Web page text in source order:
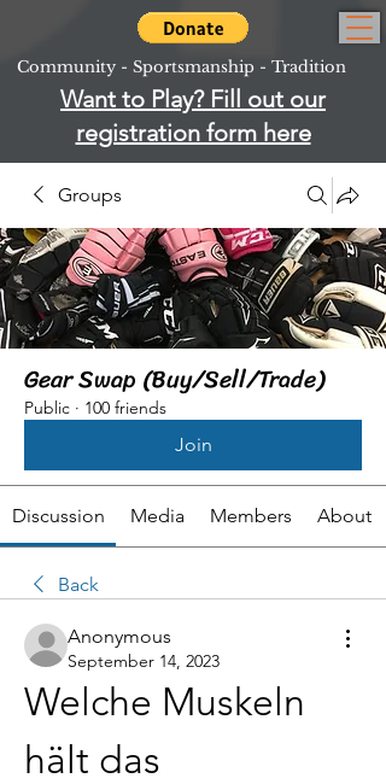
Community - Sportsmanship - Tradition
Want to Play? Fill out our
registration form here
Groups
Gear Swap (Buy/Sell/Trade)
Public · 100 friends
Join
Discussion Media Members About
Back
Anonymous
September 14, 2023
Welche Muskeln
hält das